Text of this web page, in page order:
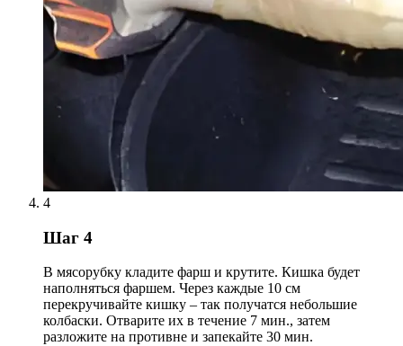
4
Шаг 4
В мясорубку кладите фарш и крутите. Кишка будет
наполняться фаршем. Через каждые 10 см
перекручивайте кишку – так получатся небольшие
колбаски. Отварите их в течение 7 мин., затем
разложите на противне и запекайте 30 мин.